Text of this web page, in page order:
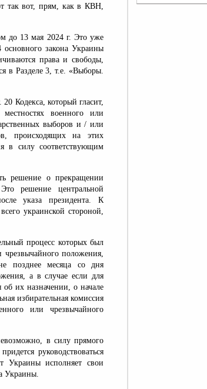
так вот, прям, как в КВН,
до 13 мая 2024 г. Это уже
основного закона Украины
права и свободы,
в Разделе 3, т.е. «Выборы.
Кодекса, который гласит,
военного или
выборов и / или
происходящих на этих
в силу соответствующим
решение о прекращении
решение центральной
указа президента. К
украинской стороной,
процесс которых был
чрезвычайного положения,
позднее месяца со дня
а в случае если для
об их назначении, о начале
избирательная комиссия
или чрезвычайного
в силу прямого
руководствоваться
Украины исполняет свои
Украины.